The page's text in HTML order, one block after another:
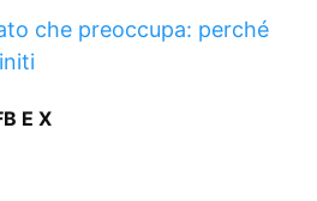
che preoccupa: perché
E X